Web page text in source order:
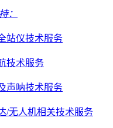
：
站仪技术服务
技术服务
声呐技术服务
/无人机相关技术服务